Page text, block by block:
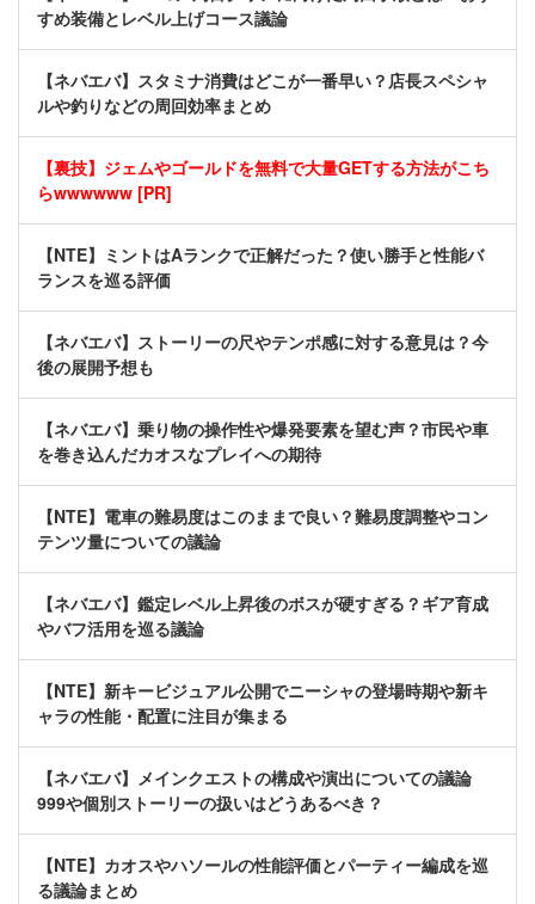
すめ装備とレベル上げコース議論
【ネバエバ】スタミナ消費はどこが一番早い？店長スペシャ
ルや釣りなどの周回効率まとめ
【裏技】ジェムやゴールドを無料で大量GETする方法がこち
らwwwwww [PR]
【NTE】ミントはAランクで正解だった？使い勝手と性能バ
ランスを巡る評価
【ネバエバ】ストーリーの尺やテンポ感に対する意見は？今
後の展開予想も
【ネバエバ】乗り物の操作性や爆発要素を望む声？市民や車
を巻き込んだカオスなプレイへの期待
【NTE】電車の難易度はこのままで良い？難易度調整やコン
テンツ量についての議論
【ネバエバ】鑑定レベル上昇後のボスが硬すぎる？ギア育成
やバフ活用を巡る議論
【NTE】新キービジュアル公開でニーシャの登場時期や新キ
ャラの性能・配置に注目が集まる
【ネバエバ】メインクエストの構成や演出についての議論
999や個別ストーリーの扱いはどうあるべき？
【NTE】カオスやハソールの性能評価とパーティー編成を巡
る議論まとめ